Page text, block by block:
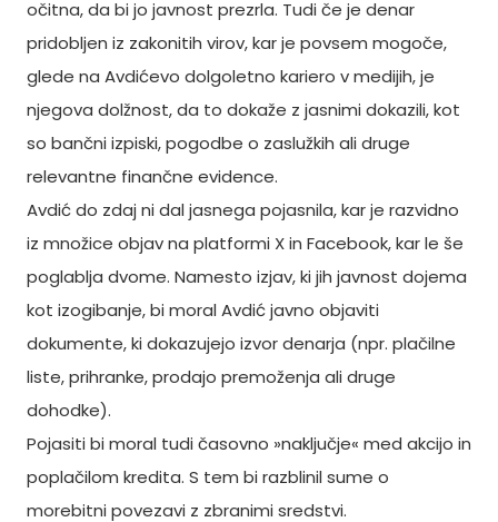
očitna, da bi jo javnost prezrla. Tudi če je denar
pridobljen iz zakonitih virov, kar je povsem mogoče,
glede na Avdićevo dolgoletno kariero v medijih, je
njegova dolžnost, da to dokaže z jasnimi dokazili, kot
so bančni izpiski, pogodbe o zaslužkih ali druge
relevantne finančne evidence.
Avdić do zdaj ni dal jasnega pojasnila, kar je razvidno
iz množice objav na platformi X in Facebook, kar le še
poglablja dvome. Namesto izjav, ki jih javnost dojema
kot izogibanje, bi moral Avdić javno objaviti
dokumente, ki dokazujejo izvor denarja (npr. plačilne
liste, prihranke, prodajo premoženja ali druge
dohodke).
Pojasiti bi moral tudi časovno »naključje« med akcijo in
poplačilom kredita. S tem bi razblinil sume o
morebitni povezavi z zbranimi sredstvi.